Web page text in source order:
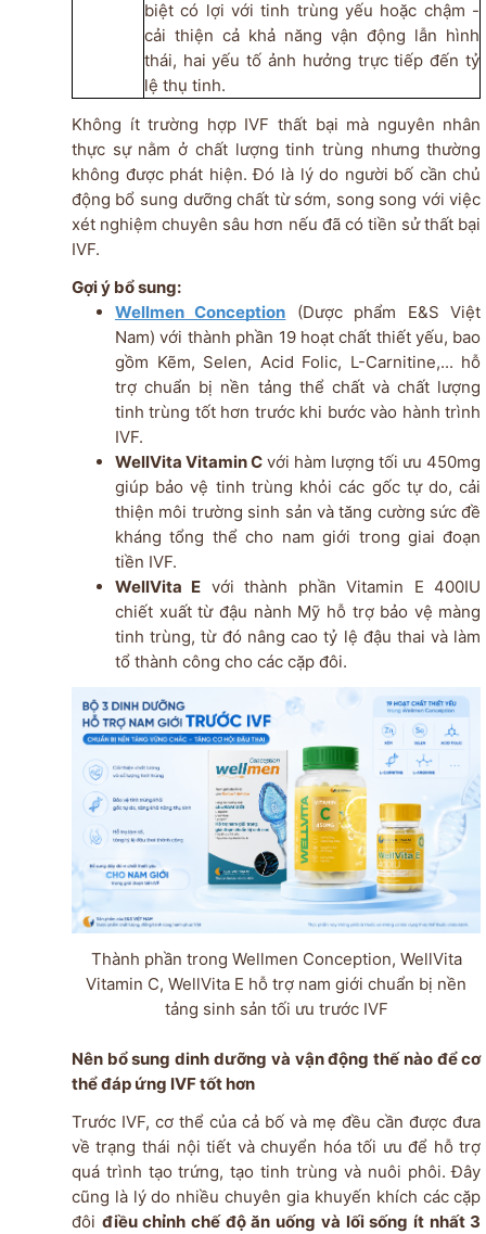
biệt có lợi với tinh trùng yếu hoặc chậm -
cải thiện cả khả năng vận động lẫn hình
thái, hai yếu tố ảnh hưởng trực tiếp đến tỷ
lệ thụ tinh.
Không ít trường hợp IVF thất bại mà nguyên nhân
thực sự nằm ở chất lượng tinh trùng nhưng thường
không được phát hiện. Đó là lý do người bố cần chủ
động bổ sung dưỡng chất từ sớm, song song với việc
xét nghiệm chuyên sâu hơn nếu đã có tiền sử thất bại
IVF.
Gợi ý bổ sung:
Wellmen Conception (Dược phẩm E&S Việt
Nam) với thành phần 19 hoạt chất thiết yếu, bao
gồm Kẽm, Selen, Acid Folic, L-Carnitine,... hỗ
trợ chuẩn bị nền tảng thể chất và chất lượng
tinh trùng tốt hơn trước khi bước vào hành trình
IVF.
WellVita Vitamin C với hàm lượng tối ưu 450mg
giúp bảo vệ tinh trùng khỏi các gốc tự do, cải
thiện môi trường sinh sản và tăng cường sức đề
kháng tổng thể cho nam giới trong giai đoạn
tiền IVF.
WellVita E với thành phần Vitamin E 400IU
chiết xuất từ đậu nành Mỹ hỗ trợ bảo vệ màng
tinh trùng, từ đó nâng cao tỷ lệ đậu thai và làm
tổ thành công cho các cặp đôi.
Thành phần trong Wellmen Conception, WellVita
Vitamin C, WellVita E hỗ trợ nam giới chuẩn bị nền
tảng sinh sản tối ưu trước IVF
Nên bổ sung dinh dưỡng và vận động thế nào để cơ
thể đáp ứng IVF tốt hơn
Trước IVF, cơ thể của cả bố và mẹ đều cần được đưa
về trạng thái nội tiết và chuyển hóa tối ưu để hỗ trợ
quá trình tạo trứng, tạo tinh trùng và nuôi phôi. Đây
cũng là lý do nhiều chuyên gia khuyến khích các cặp
đôi điều chỉnh chế độ ăn uống và lối sống ít nhất 3